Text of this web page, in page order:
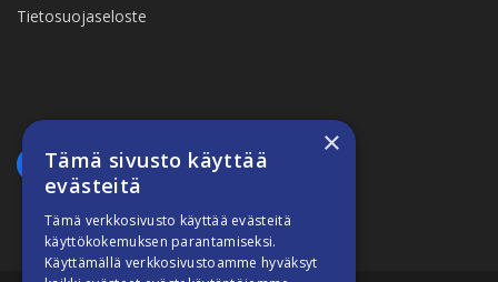
Tietosuojaseloste
×
Tämä sivusto käyttää
evästeitä
Tämä verkkosivusto käyttää evästeitä
käyttökokemuksen parantamiseksi.
Käyttämällä verkkosivustoamme hyväksyt